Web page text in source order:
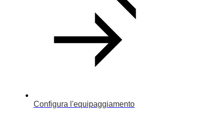
Configura l'equipaggiamento